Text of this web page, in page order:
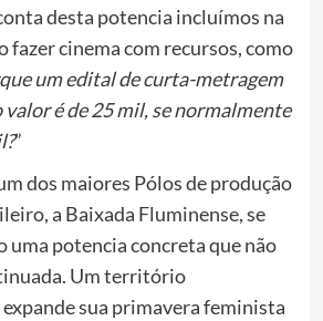
desta potencia incluímos na
fazer cinema com recursos, como
um edital de curta-metragem
é de 25 mil, se normalmente
”
dos maiores Pólos de produção
a Baixada Fluminense, se
uma potencia concreta que não
Um território
sua primavera feminista